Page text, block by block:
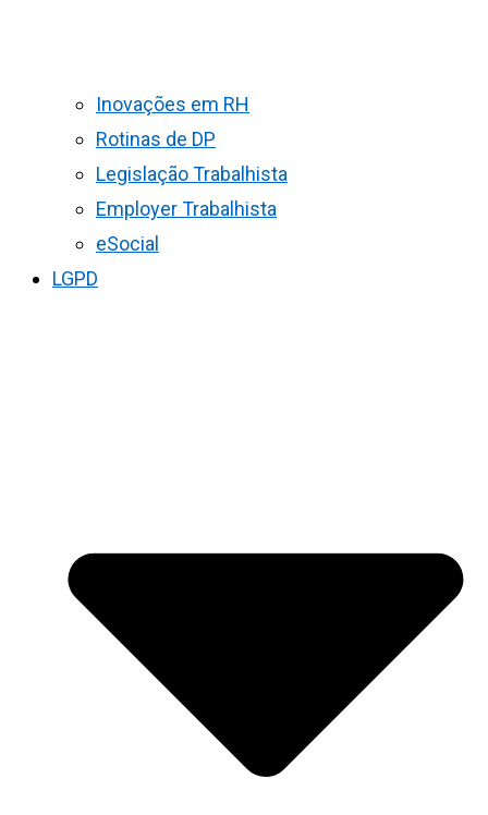
Inovações em RH
Rotinas de DP
Legislação Trabalhista
Employer Trabalhista
eSocial
LGPD